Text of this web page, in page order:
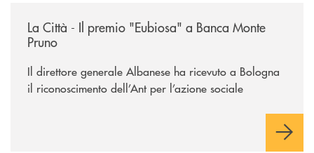
La Città - Il premio "Eubiosa" a Banca Monte
Pruno
Il direttore generale Albanese ha ricevuto a Bologna
il riconoscimento dell’Ant per l’azione sociale